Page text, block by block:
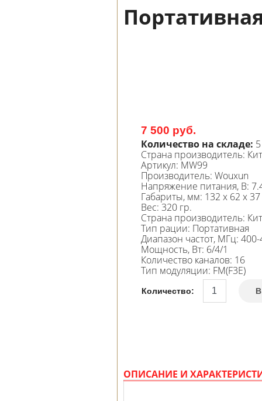
7 500 руб.
Количество на складе: 5
Страна производитель:
Артикул: MW99
Производитель: Wouxun
Напряжение питания, В:
Габариты, мм: 132 x 62 x 37
Вес: 320 гр.
Страна производитель:
Тип рации: Портативная
Диапазон частот, МГц:
Мощность, Вт: 6/4/1
Количество каналов: 16
Тип модуляции: FM(F3E)
Количество:
ОПИСАНИЕ И